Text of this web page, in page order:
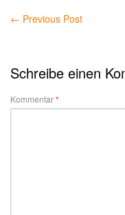
← Previous Post
Schreibe einen
Kommentar*